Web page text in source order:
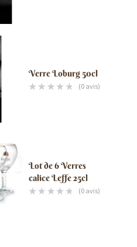
Verre Loburg 50cl
(0 avis)
Lot de 6 Verres
calice Leffe 25cl
(0 avis)